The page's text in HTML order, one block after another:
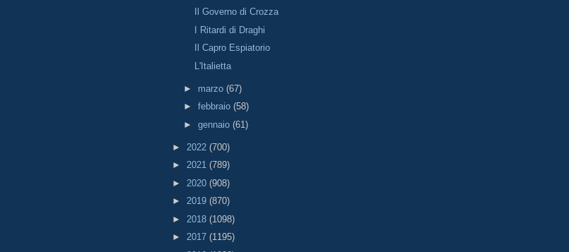
Il Governo di Crozza
I Ritardi di Draghi
Il Capro Espiatorio
L'Italietta
► marzo (67)
► febbraio (58)
► gennaio (61)
► 2022 (700)
► 2021 (789)
► 2020 (908)
► 2019 (870)
► 2018 (1098)
► 2017 (1195)